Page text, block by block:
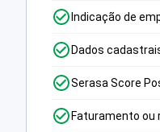
Indicação de
Dados
Serasa Score
Faturamento ou